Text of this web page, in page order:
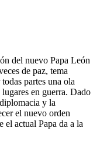
del nuevo Papa León
de paz, tema
partes una ola
en guerra. Dado
y la
el nuevo orden
el actual Papa da a la